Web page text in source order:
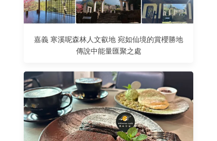
嘉義 寒溪呢森林人文叡地 宛如仙境的賞櫻勝地
傳說中能量匯聚之處